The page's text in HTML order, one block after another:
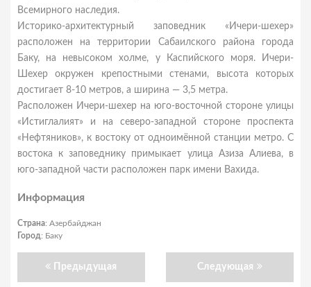
Всемирного наследия.
Историко-архитектурный заповедник «Ичери-шехер»
расположен на территории Сабаилского района города
Баку, на невысоком холме, у Каспийского моря. Ичери-
Шехер окружен крепостными стенами, высота которых
достигает 8-10 метров, а ширина — 3,5 метра.
Расположен Ичери-шехер на юго-восточной стороне улицы
«Истиглалият» и на северо-западной стороне проспекта
«Нефтяников», к востоку от одноимённой станции метро. С
востока к заповеднику примыкает улица Азиза Алиева, в
юго-западной части расположен парк имени Вахида.
Информация
Страна: Азербайджан
Город: Баку
Предыдущая Следующая